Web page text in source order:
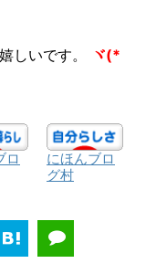
しいです。
ヾ(*
ロ
にほんブロ
グ村